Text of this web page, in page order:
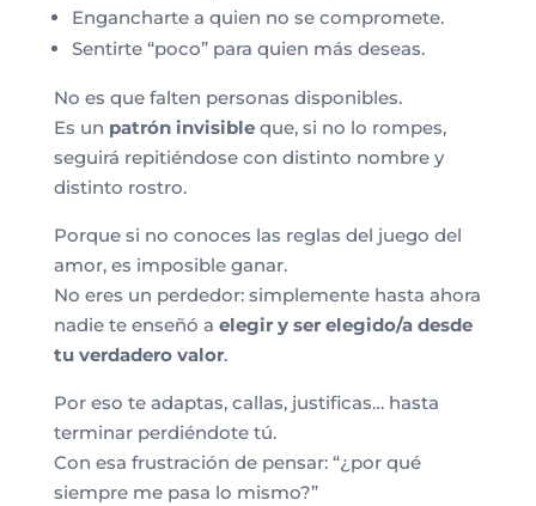
Engancharte a quien no se compromete.
Sentirte “poco” para quien más deseas.
No es que falten personas disponibles.
Es un patrón invisibleque, si no lo rompes,
seguirá repitiéndose con distinto nombre y
distinto rostro.
Porque si no conoces las reglas del juego del
amor, es imposible ganar.
No eres un perdedor: simplemente hasta ahora
nadie te enseñó a elegir y ser elegido/a desde
tu verdadero valor.
Por eso te adaptas, callas, justificas… hasta
terminar perdiéndote tú.
Con esa frustración de pensar: “¿por qué
siempre me pasa lo mismo?”